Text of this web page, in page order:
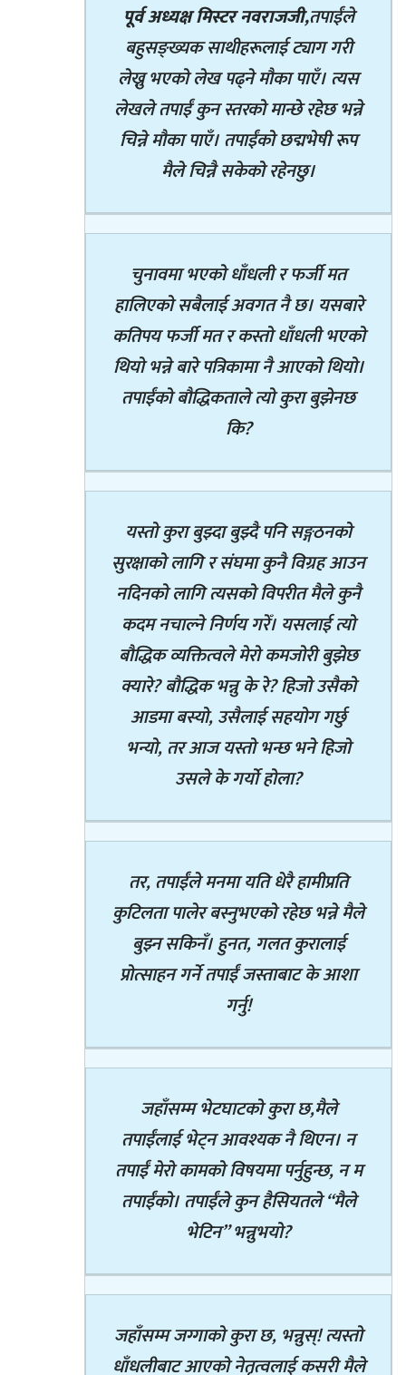
पूर्व अध्यक्ष मिस्टर नवराजजी,तपाईंले
बहुसङ्ख्यक साथीहरूलाई ट्याग गरी
लेख्नु भएको लेख पढ्ने मौका पाएँ। त्यस
लेखले तपाईं कुन स्तरको मान्छे रहेछ भन्ने
चिन्ने मौका पाएँ। तपाईंको छद्मभेषी रूप
मैले चिन्नै सकेको रहेनछु।
चुनावमा भएको धाँधली र फर्जी मत
हालिएको सबैलाई अवगत नै छ। यसबारे
कतिपय फर्जी मत र कस्तो धाँधली भएको
थियो भन्ने बारे पत्रिकामा नै आएको थियो।
तपाईंको बौद्धिकताले त्यो कुरा बुझेनछ
कि?
यस्तो कुरा बुझ्दा बुझ्दै पनि सङ्गठनको
सुरक्षाको लागि र संघमा कुनै विग्रह आउन
नदिनको लागि त्यसको विपरीत मैले कुनै
कदम नचाल्ने निर्णय गरेँ। यसलाई त्यो
बौद्धिक व्यक्तित्वले मेरो कमजोरी बुझेछ
क्यारे? बौद्धिक भन्नु के रे? हिजो उसैको
आडमा बस्यो, उसैलाई सहयोग गर्छु
भन्यो, तर आज यस्तो भन्छ भने हिजो
उसले के गर्यो होला?
तर, तपाईंले मनमा यति धेरै हामीप्रति
कुटिलता पालेर बस्नुभएको रहेछ भन्ने मैले
बुझ्न सकिनँ। हुनत, गलत कुरालाई
प्रोत्साहन गर्ने तपाईं जस्ताबाट के आशा
गर्नु!
जहाँसम्म भेटघाटको कुरा छ,मैले
तपाईंलाई भेट्न आवश्यक नै थिएन। न
तपाईं मेरो कामको विषयमा पर्नुहुन्छ, न म
तपाईंको। तपाईंले कुन हैसियतले “मैले
भेटिन” भन्नुभयो?
जहाँसम्म जग्गाको कुरा छ, भन्नुस्! त्यस्तो
धाँधलीबाट आएको नेतृत्वलाई कसरी मैले